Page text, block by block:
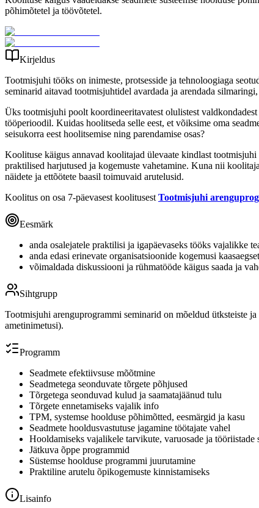
põhimõtetel ja töövõtetel.
Kirjeldus
Tootmisjuhi tööks on inimeste, protsesside ja tehnoloogiaga
seminarid aitavad tootmisjuhtidel avardada ja arendada
Üks tootmisjuhi poolt koordineeritavatest olulistest
tööperioodil. Kuidas hoolitseda selle eest, et võiksime oma
seisukorra eest hoolitsemise ning parendamise osas?
Koolituse käigus annavad koolitajad ülevaate kindlast tootmisjuhi
praktilised harjutused ja kogemuste vahetamine. Kuna nii
näidete ja ettõötete baasil toimuvaid arutelusid.
Koolitus on osa 7-päevasest koolitusest Tootmisjuhi
Eesmärk
anda osalejatele praktilisi ja igapäevaseks tööks vajalikke
anda edasi erinevate organisatsioonide kogemusi
võimaldada diskussiooni ja rühmatööde käigus saada ja
Sihtgrupp
Tootmisjuhi arenguprogrammi seminarid on mõeldud ütksteiste
ametinimetusi).
Programm
Seadmete efektiivsuse mõõtmine
Seadmetega seonduvate tõrgete põhjused
Tõrgetega seonduvad kulud ja saamatajäänud tulu
Tõrgete ennetamiseks vajalik info
TPM, systemse hoolduse põhimõtted, eesmärgid ja kasu
Seadmete hooldusvastutuse jagamine töötajate vahel
Hooldamiseks vajalikele tarvikute, varuosade ja
Jätkuva õppe programmid
Süstemse hoolduse programmi juurutamine
Praktiline arutelu õpikogemuste kinnistamiseks
Lisainfo